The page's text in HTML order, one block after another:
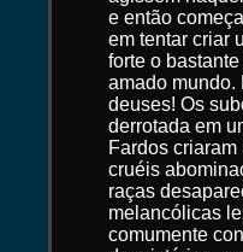
e então
em tentar criar
forte o
amado mundo.
deuses! Os
derrotada em
Fardos
cruéis
raças
melancólicas
comumente